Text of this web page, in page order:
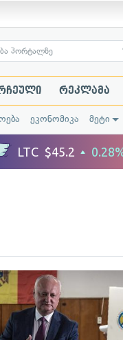
რეკლამა
ეკონომიკა მეტი